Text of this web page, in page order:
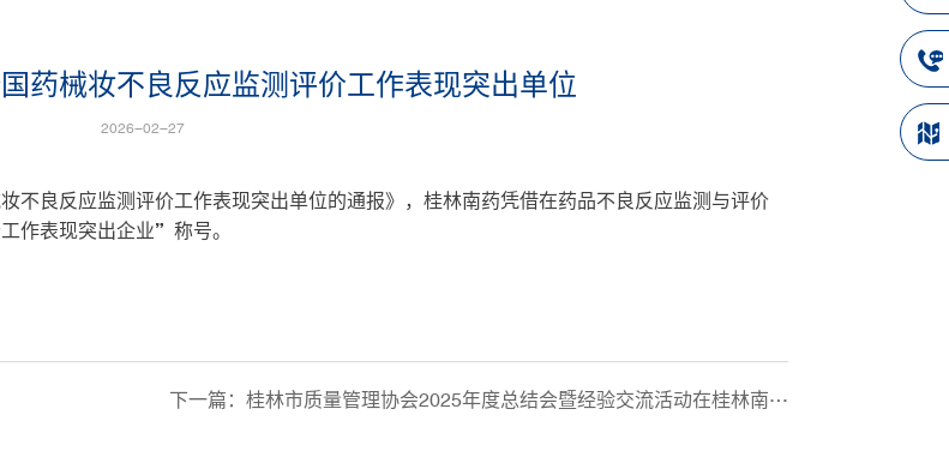
药械妆不良反应监测评价工作表现突出单位
2026-02-27
不良反应监测评价工作表现突出单位的通报》，桂林南药凭借在药品不良反应监测与评价
作表现突出企业”称号。
下一篇： 桂林市质量管理协会2025年度总结会暨经验交流活动在桂林南药举办